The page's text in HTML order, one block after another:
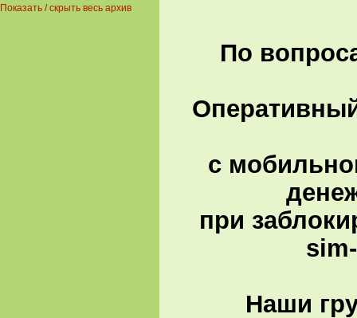
По
с
при
Наши
Показать / скрыть весь архив